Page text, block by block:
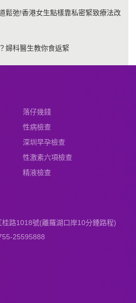
鬆弛!香港女生點樣靠私密緊致療法改
婦科醫生教你食返緊
落仔幾錢
性病檢查
深圳早孕檢查
性激素六項檢查
精液檢查
路1018號(離羅湖口岸10分鍾路程)
25595888